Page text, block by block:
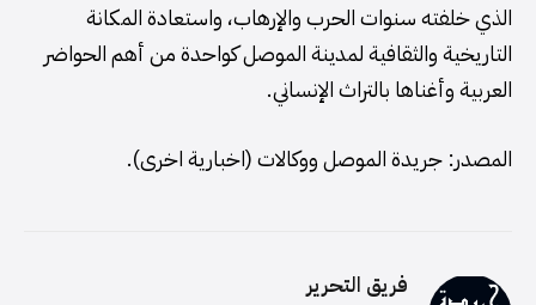
الذي خلفته سنوات الحرب والإرهاب، واستعادة المكانة
التاريخية والثقافية لمدينة الموصل كواحدة من أهم الحواضر
العربية وأغناها بالتراث الإنساني.
المصدر: جريدة الموصل ووكالات (اخبارية اخرى).
فريق التحرير